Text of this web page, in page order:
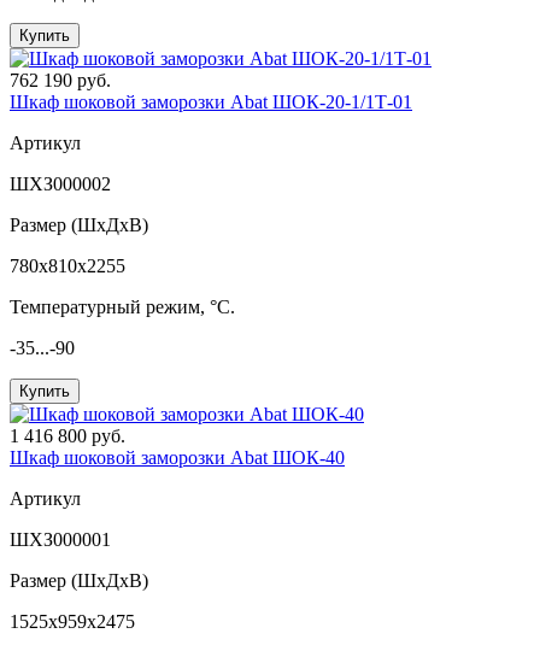
Купить
762 190 руб.
Шкаф шоковой заморозки Abat ШОК-20-1/1Т-01
Артикул
ШХЗ000002
Размер (ШxДхВ)
780x810x2255
Температурный режим, °C.
-35...-90
Купить
1 416 800 руб.
Шкаф шоковой заморозки Abat ШОК-40
Артикул
ШХЗ000001
Размер (ШxДхВ)
1525x959x2475